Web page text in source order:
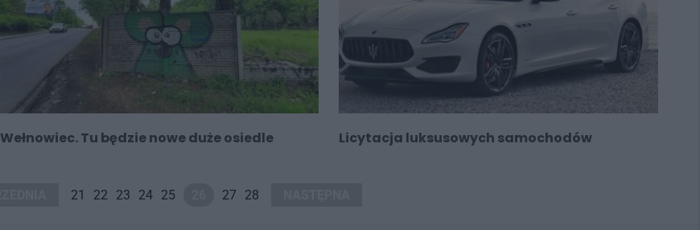
Wełnowiec. Tu będzie nowe duże osiedle Licytacja luksusowych samochodów
21 22 23 24 25 27 28